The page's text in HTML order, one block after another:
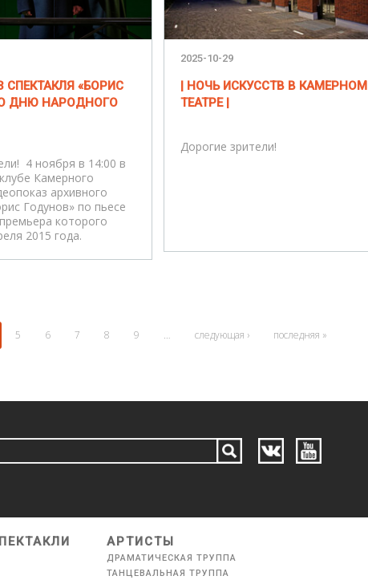
СПЕКТАКЛЯ «БОРИС
ДНЮ НАРОДНОГО
4 ноября в 14:00 в
Камерного
архивного
Годунов» по пьесе
которого
2015 года.
2025-10-29
| НОЧЬ ИСКУССТВ В КАМЕРНОМ
ТЕАТРЕ |
Дорогие зрители!
5 6 7 8 9 … следующая › последняя »
АРТИСТЫ
ДРАМАТИЧЕСКАЯ ТРУППА
ТАНЦЕВАЛЬНАЯ ТРУППА